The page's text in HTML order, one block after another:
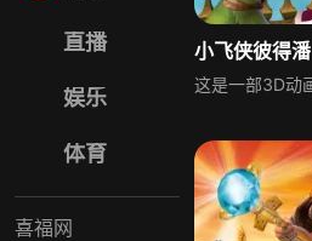
直播
娱乐
体育
喜福网
小飞侠彼得潘